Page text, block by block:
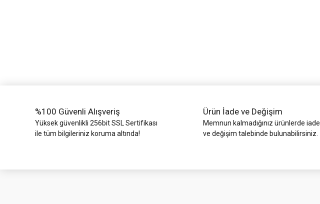
%100 Güvenli Alışveriş
Yüksek güvenlikli 256bit SSL Sertifikası
ile tüm bilgileriniz koruma altında!
Ürün İade ve Değişim
Memnun kalmadığınız ürünlerde iade
ve değişim talebinde bulunabilirsiniz.